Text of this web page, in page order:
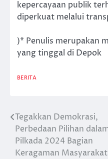
kepercayaan publik
diperkuat melalui
)* Penulis merupakan
yang tinggal di Depok
BERITA
Post
navigation
Tegakkan Demokrasi,
Perbedaan Pilihan
Pilkada 2024 Bagian
Keragaman Masyarakat